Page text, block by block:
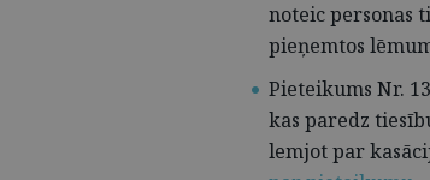
noteic personas
pieņemtos
Pieteikums Nr.
kas paredz
lemjot par